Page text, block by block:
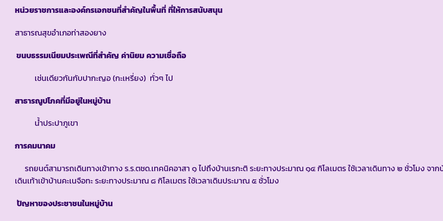
หน่วยราชการและองค์กรเอกชนที่สำคัญในพื้นที่ที่ให้การสนับสนุน
สาธารณสุขอำเภอท่าสองยาง
ขนบธรรมเนียมประเพณีที่สำคัญ ค่านิยมความเชื่อถือ
เช่นเดียวกันกับปากะญอ (กะเหรี่ยง) ทั่วๆ ไป
สาธารณูปโภคที่มีอยู่ในหมู่บ้าน
น้ำประปาภูเขา
การคมนาคม
รถยนต์สามารถเดินทางเข้าทาง ร.ร.ตชด.เทคนิคอาสา ๑ ไปถึงบ้านเรกะติ ระยะทางประมาณ ๑๔ กิโลเมตร ใช้เวลาเดินทาง ๒ ชั่วโมง จาก
เดินเท้าเข้าบ้านคะเนจือทะ ระยะทางประมาณ ๘ กิโลเมตร ใช้เวลาเดินประมาณ ๕ ชั่วโมง
ปัญหาของประชาชนในหมู่บ้าน